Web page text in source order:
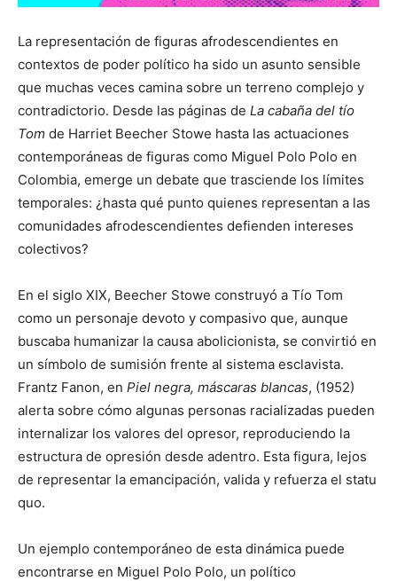
La representación de figuras afrodescendientes en
contextos de poder político ha sido un asunto sensible
que muchas veces camina sobre un terreno complejo y
contradictorio. Desde las páginas de La cabaña del tío
Tom de Harriet Beecher Stowe hasta las actuaciones
contemporáneas de figuras como Miguel Polo Polo en
Colombia, emerge un debate que trasciende los límites
temporales: ¿hasta qué punto quienes representan a las
comunidades afrodescendientes defienden intereses
colectivos?
En el siglo XIX, Beecher Stowe construyó a Tío Tom
como un personaje devoto y compasivo que, aunque
buscaba humanizar la causa abolicionista, se convirtió en
un símbolo de sumisión frente al sistema esclavista.
Frantz Fanon, en Piel negra, máscaras blancas, (1952)
alerta sobre cómo algunas personas racializadas pueden
internalizar los valores del opresor, reproduciendo la
estructura de opresión desde adentro. Esta figura, lejos
de representar la emancipación, valida y refuerza el statu
quo.
Un ejemplo contemporáneo de esta dinámica puede
encontrarse en Miguel Polo Polo, un político